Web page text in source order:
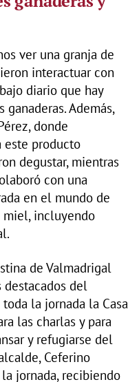
ver una granja de
interactuar con
diario que hay
Además,
donde
este producto
degustar, mientras
con una
en el mundo de
miel, incluyendo
de Valmadrigal
del
la jornada la Casa
las charlas y para
y refugiarse del
Ceferino
jornada, recibiendo